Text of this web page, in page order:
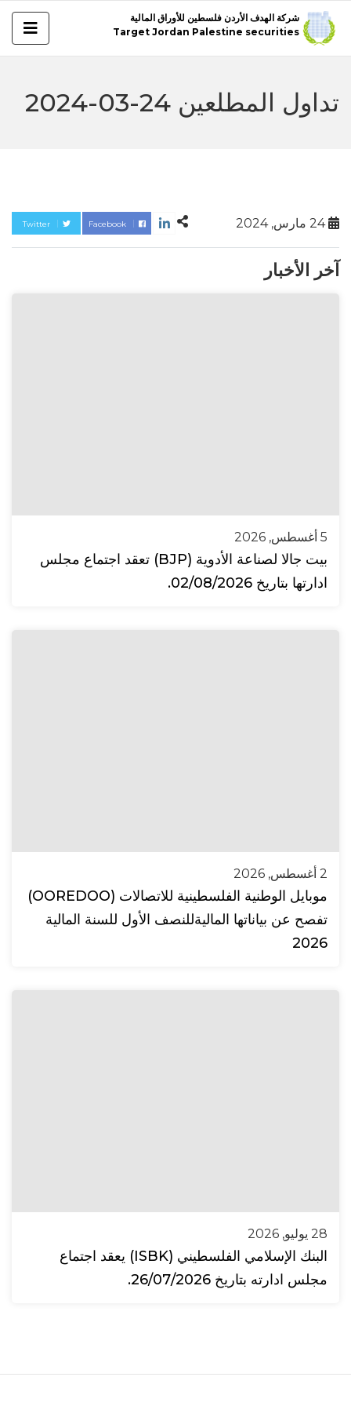
شركة الهدف الأردن فلسطين للأوراق المالية
Target Jordan Palestine securities
تداول المطلعين 24-03-2024
24 مارس, 2024 Twitter Facebook
آخر الأخبار
5 أغسطس, 2026
بيت جالا لصناعة الأدوية (BJP) تعقد اجتماع مجلس
ادارتها بتاريخ 02/08/2026.
2 أغسطس, 2026
موبايل الوطنية الفلسطينية للاتصالات (OOREDOO)
تفصح عن بياناتها الماليةللنصف الأول للسنة المالية
2026
28 يوليو, 2026
البنك الإسلامي الفلسطيني (ISBK) يعقد اجتماع
مجلس ادارته بتاريخ 26/07/2026.